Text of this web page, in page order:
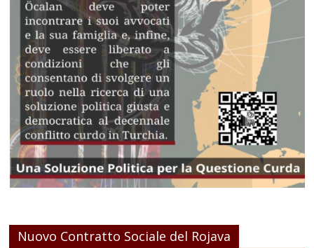
Nuovo Contratto Sociale del Rojava